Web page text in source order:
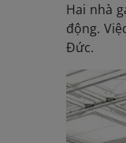
Hai nhà
động.
Đức.